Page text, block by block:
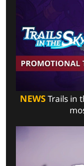
NEWSTrails in